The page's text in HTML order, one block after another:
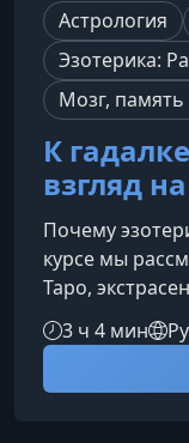
Астрология
Эзотерика:
Мозг,
К
взгляд
Почему
курсе мы
Таро,
практики с
какие
верой в
научный
3 ч 4 мин